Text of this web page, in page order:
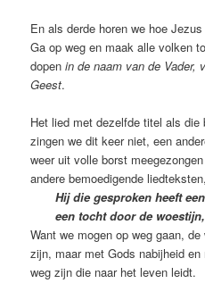
En als derde horen we hoe
Ga op weg en maak alle volken
dopenin de naam van de Vader,
Geest.
Het lied met dezelfde titel als
zingen we dit keer niet, een
weer uit volle borst
andere bemoedigende
Hij die gesproken heeft een
een tocht door de woestijn,
Want we mogen op weg gaan,
zijn, maar met Gods nabijheid
weg zijn die naar het leven leidt.